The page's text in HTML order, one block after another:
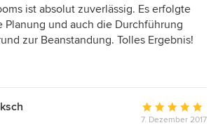
5
von
5
ist absolut zuverlässig. Es erfolgte
Planung und auch die Durchführung
zur Beanstandung. Tolles Ergebnis!
Bewertung:
7. Dezember 2017